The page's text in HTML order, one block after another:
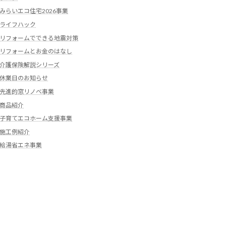
みらいエコ住宅2026事業
ライフハック
リフォームでできる地震対策
リフォームとお金のはなし
介護保険解説シリーズ
休業日のお知らせ
先進的窓リノベ事業
商品紹介
子育てエコホーム支援事業
施工例紹介
給湯省エネ事業